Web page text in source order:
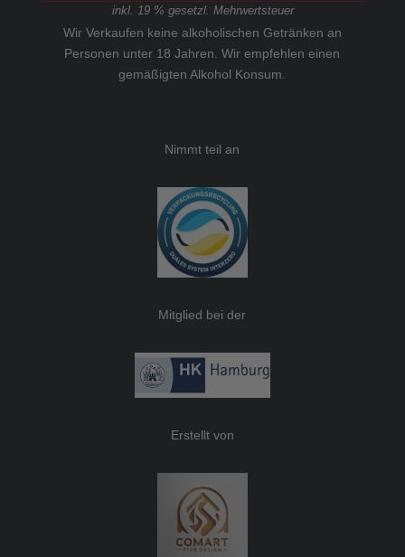
inkl. 19 % gesetzl. Mehrwertsteuer
Wir Verkaufen keine alkoholischen Getränken an
Personen unter 18 Jahren. Wir empfehlen einen
gemäßigten Alkohol Konsum.
Nimmt teil an
Mitglied bei der
Erstellt von